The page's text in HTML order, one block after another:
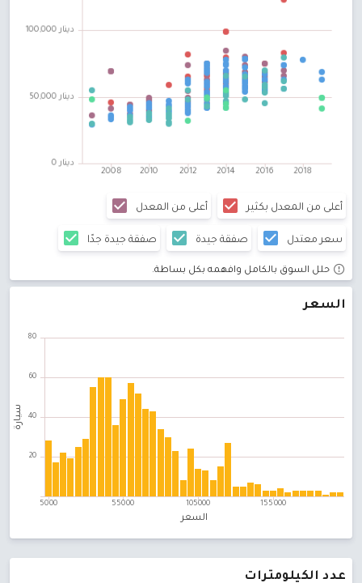
BMW X6
متوسط ​​السعر :0 دينار
BMW M
متوسط ​​السعر :0 دينار
BMW M3
متوسط ​​السعر :15,000 دينار 9 سيارة
أعلى من المعدل بكثير أعلى من المعدل
سعر معتدل صفقة جيدة صفقة جيدة جدًا
حلل السوق بالكامل وافهمه بكل بساطة.
السعر
عدد الكيلومترات